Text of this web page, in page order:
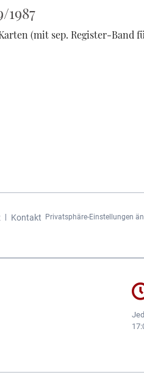
1987
Karten (mit sep. Register-Band
Kontakt Privatsphäre-Einstellungen